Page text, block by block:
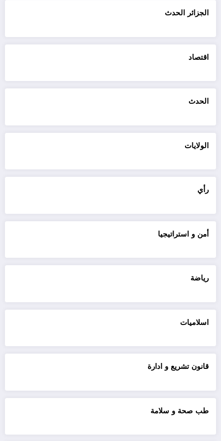
الجزائر الحدث
اقتصاد
الحدث
الولايات
رأي
أمن و استراتيجيا
رياضة
اسلاميات
قانون تشريع و ادارة
طب صحة و سلامة